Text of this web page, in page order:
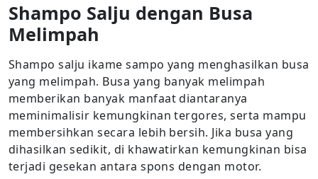
Shampo Salju dengan Busa
Melimpah
Shampo salju ikame sampo yang menghasilkan busa
yang melimpah. Busa yang banyak melimpah
memberikan banyak manfaat diantaranya
meminimalisir kemungkinan tergores, serta mampu
membersihkan secara lebih bersih. Jika busa yang
dihasilkan sedikit, di khawatirkan kemungkinan bisa
terjadi gesekan antara spons dengan motor.